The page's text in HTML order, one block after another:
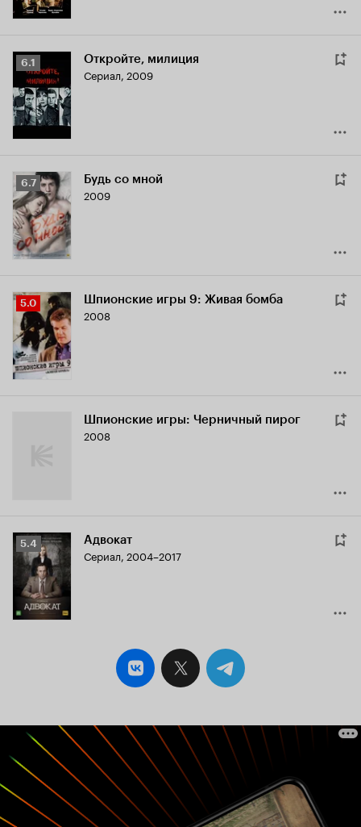
Рейтинг
Кинопоиска
6.1
6.1 Откройте, милиция
Сериал, 2009
Рейтинг
Кинопоиска
6.7
6.7 Будь со мной
2009
Рейтинг
Кинопоиска
5.0
5.0 Шпионские игры 9: Живая бомба
2008
Шпионские игры: Черничный пирог
2008
Рейтинг
Кинопоиска
5.4
5.4 Адвокат
Сериал, 2004–2017